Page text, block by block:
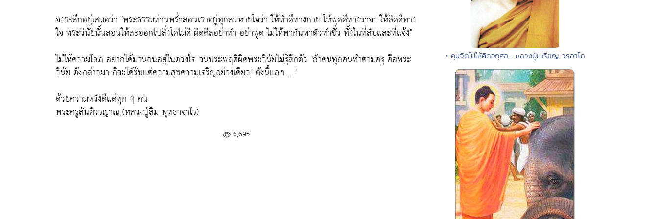
จงระลึกอยู่เสมอว่า "พระธรรมท่านพร่ำสอนเราอยู่ทุกลมหายใจว่า ให้ทำดืทางกาย ให้พูดดีทางวาจา ให้คิดดืทาง
ใจ พระวินัยนั้นสอนให้ละออกไปสิ่งใดไม่ดี ผิดศีลอย่าทำ อย่าพูด ไม่ให้พากันพาตัวทำชั่ว ทั้งในที่ลับและที่แจ้ง"
ไม่ให้ความโลภ อยากได้มานอนอยู่ในดวงใจ จนประพฤติผิดพระวินัยไม่รู้สึกตัว "ถ้าคนทุกคนทำตามครู คือพระ
วินัย ดังกล่าวมา ก็จะได้รับแต่ความสุขความเจริญอย่างเดียว"ดังนี้แลฯ .. "
ด้วยความหวังดืแด่ทุก ๆ คน
พระครูสันติวรญาณ (หลวงปู่สิม พุทธาจาโร)
6,695
• คุมจิตไม่ให้คิดอกุศล : หลวงปู่เหรียญ วรลาโภ